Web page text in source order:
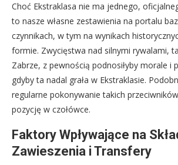
Choć Ekstraklasa nie ma jednego,
to nasze własne zestawienia na portalu
czynnikach, w tym na wynikach
formie. Zwycięstwa nad silnymi rywalami,
Zabrze, z pewnością podnosiłyby morale i
gdyby ta nadal grała w Ekstraklasie.
regularne pokonywanie takich
pozycję w czołówce.
Faktory Wpływające na
Zawieszenia i Transfery